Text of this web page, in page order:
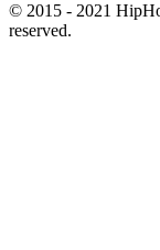
© 2015 - 2021
reserved.